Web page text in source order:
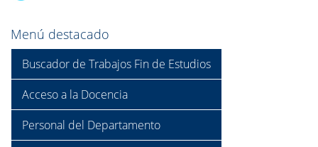
Menú destacado
Buscador de Trabajos Fin de Estudios
Acceso a la Docencia
Personal del Departamento